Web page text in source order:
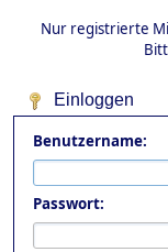
Nur registrierte
Einloggen
Benutzername:
Passwort: